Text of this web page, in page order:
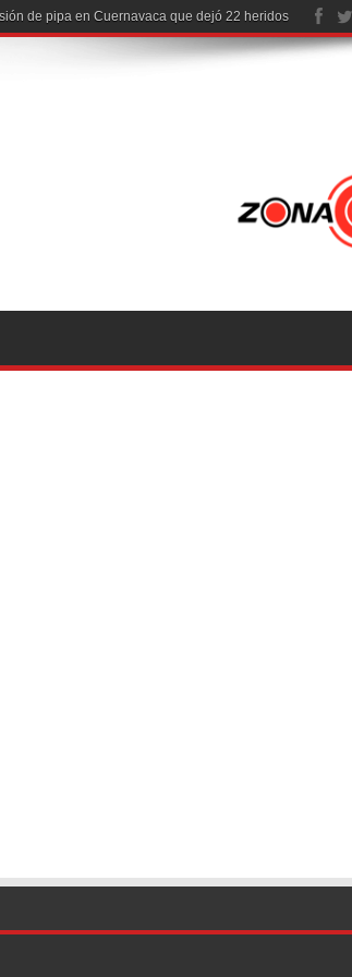
de pipa en Cuernavaca que dejó 22 heridos